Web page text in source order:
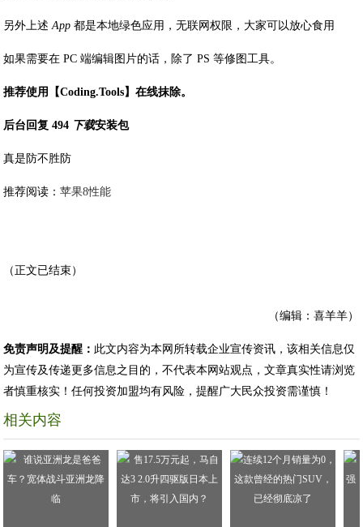
另外上述App 都是本地绿色应用，无联网权限，大家可以放心食用
如果需要在 PC 端编辑图片的话，除了 PS 等修图工具。
推荐使用【Coding.Tools】在线抹除。
后台回复 494 下载安装包
真是防不胜防
推荐阅读：苹果8性能
（正文已结束）
（编辑：喜羊羊）
免责声明及提醒： 此文内容为本网所转载企业宣传资讯，该相关信息仅
为宣传及传递更多信息之目的，不代表本网站观点，文章真实性请浏览
者慎重核实！任何投资加盟均有风险，提醒广大民众投资需谨慎！
相关内容